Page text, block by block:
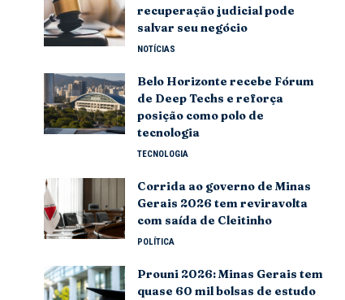
recuperação judicial pode
salvar seu negócio
NOTÍCIAS
Belo Horizonte recebe Fórum
de Deep Techs e reforça
posição como polo de
tecnologia
TECNOLOGIA
Corrida ao governo de Minas
Gerais 2026 tem reviravolta
com saída de Cleitinho
POLÍTICA
Prouni 2026: Minas Gerais tem
quase 60 mil bolsas de estudo